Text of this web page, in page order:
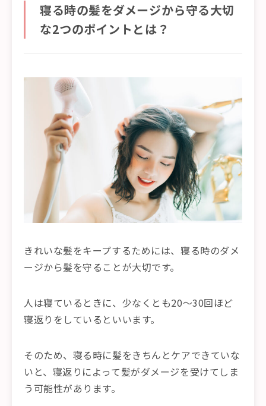
寝る時の髪をダメージから守る大切
な2つのポイントとは？
きれいな髪をキープするためには、寝る時のダメ
ージから髪を守ることが大切です。
人は寝ているときに、少なくとも20〜30回ほど
寝返りをしているといいます。
そのため、寝る時に髪をきちんとケアできていな
いと、寝返りによって髪がダメージを受けてしま
う可能性があります。